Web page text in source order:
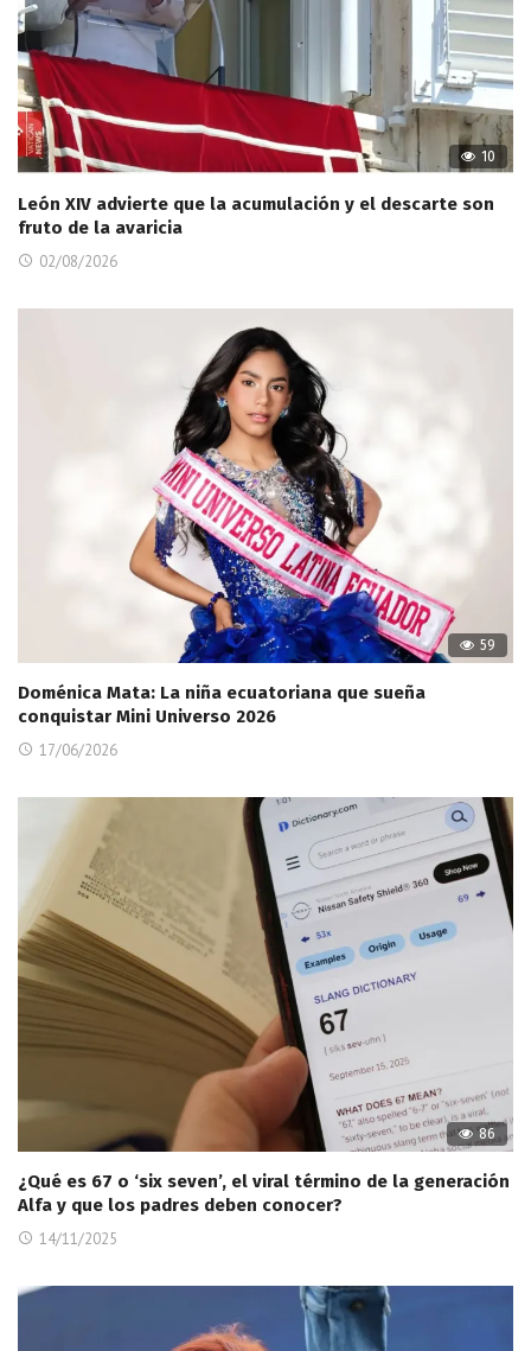
10
León XIV advierte que la acumulación y el descarte son
fruto de la avaricia
02/08/2026
59
Doménica Mata: La niña ecuatoriana que sueña
conquistar Mini Universo 2026
17/06/2026
86
¿Qué es 67 o ‘six seven’, el viral término de la generación
Alfa y que los padres deben conocer?
14/11/2025